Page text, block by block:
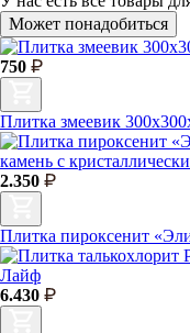
Может понадобиться
750
Плитка змеевик
2.350
Плитка пироксенит
6.430